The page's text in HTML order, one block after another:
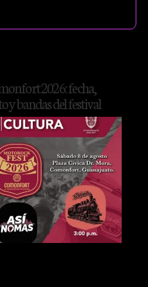
2026: fecha,
y bandas del festival